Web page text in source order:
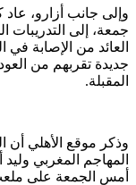
وإلى جانب أزارو،
جمعة، إلى التدريبات
العائد من الإصابة
جديدة تقربهم من
المقبلة.
وذكر موقع الأهلي
المهاجم المغربي
أمس الجمعة على